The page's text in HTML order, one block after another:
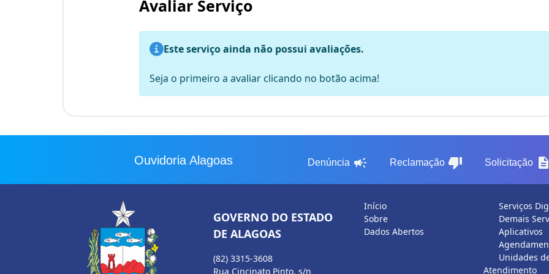
Avaliar Serviço
Este serviço ainda não possui avaliações.
Seja o primeiro a avaliar clicando no botão acima!
Ouvidoria Alagoas Denúncia campaign Reclamação thumb_down Solicitação description
GOVERNO DO ESTADO
DE ALAGOAS
(82) 3315-3608
Rua Cincinato Pinto, s/n
Início
Sobre
Dados Abertos
Serviços
Demais
Aplicativos
Unidades
Atendimento